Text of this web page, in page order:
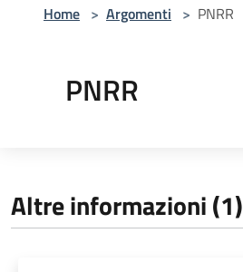
Home > Argomenti > PNRR
PNRR
Altre informazioni (1)